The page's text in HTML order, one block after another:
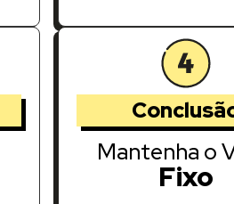
Mantenha o
Fixo